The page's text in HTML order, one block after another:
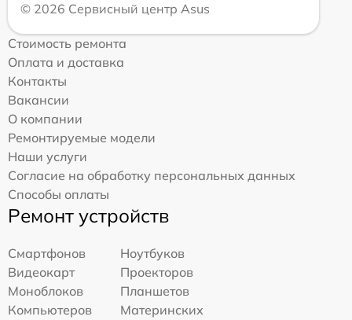
© 2026 Сервисный центр Asus
Стоимость ремонта
Оплата и доставка
Контакты
Вакансии
О компании
Ремонтируемые модели
Наши услуги
Согласие на обработку персональных данных
Способы оплаты
Ремонт устройств
Смартфонов
Ноутбуков
Видеокарт
Проекторов
Моноблоков
Планшетов
Компьютеров
Материнских